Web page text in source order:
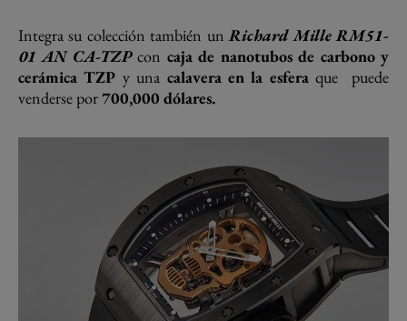
Integra su colección también unRichard Mille RM51-
01 AN CA-TZPcon caja de nanotubos de carbono y
cerámica TZP y una calavera en la esferaque
puede
venderse por 700,000 dólares.